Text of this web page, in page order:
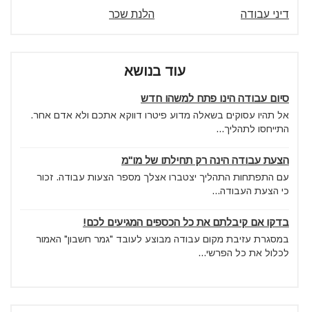
דיני עבודה
הלנת שכר
עוד בנושא
סיום עבודה הינו פתח למשהו חדש
אל תהיו עסוקים בשאלה מדוע פיטרו דווקא אתכם ולא אדם אחר.
התייחסו לתהליך...
הצעת עבודה הינה רק תחילתו של מו"מ
עם התפתחות התהליך יצטברו אצלך מספר הצעות עבודה. זכור
כי הצעת העבודה...
בדקו אם קיבלתם את כל הכספים המגיעים לכם!
במסגרת עזיבת מקום עבודה מבוצע לעובד "גמר חשבון" האמור
לכלול את כל הפרשי...